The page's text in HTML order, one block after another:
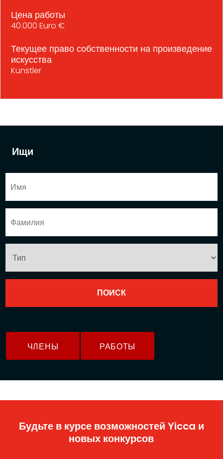
Ищи
ЧЛЕНЫ РАБОТЫ
Цена работы
40.000 Euro €
Текущее право собственности на произведение
искусства
Künstler
Будьте в курсе возможностей Yicca и
новых конкурсов